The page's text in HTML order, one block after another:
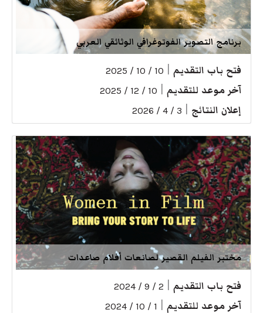
برنامج التصوير الفوتوغرافي الوثائقي العربي
فتح باب التقديم 10 / 10 / 2025
آخر موعد للتقديم 10 / 12 / 2025
إعلان النتائج 3 / 4 / 2026
مختبر الفيلم القصير لصانعات أفلام صاعدات
فتح باب التقديم 2 / 9 / 2024
آخر موعد للتقديم 1 / 10 / 2024